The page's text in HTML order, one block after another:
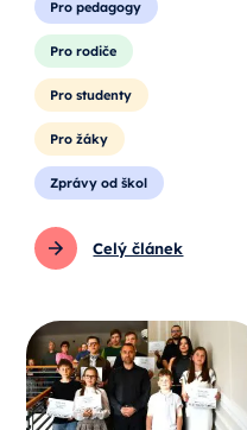
Pro pedagogy
Pro rodiče
Pro studenty
Pro žáky
Zprávy od škol
Celý článek